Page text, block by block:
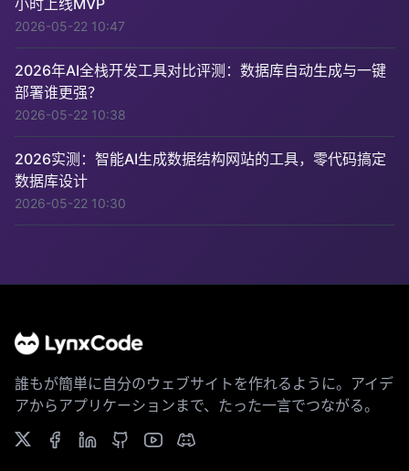
2026-05-22 10:47
2026年AI全栈开发工具对比评测：数据库自动生成与一键
部署谁更强？
2026-05-22 10:38
2026实测：智能AI生成数据结构网站的工具，零代码搞定
数据库设计
2026-05-22 10:30
誰もが簡単に自分のウェブサイトを作れるように。アイデ
アからアプリケーションまで、たった一言でつながる。